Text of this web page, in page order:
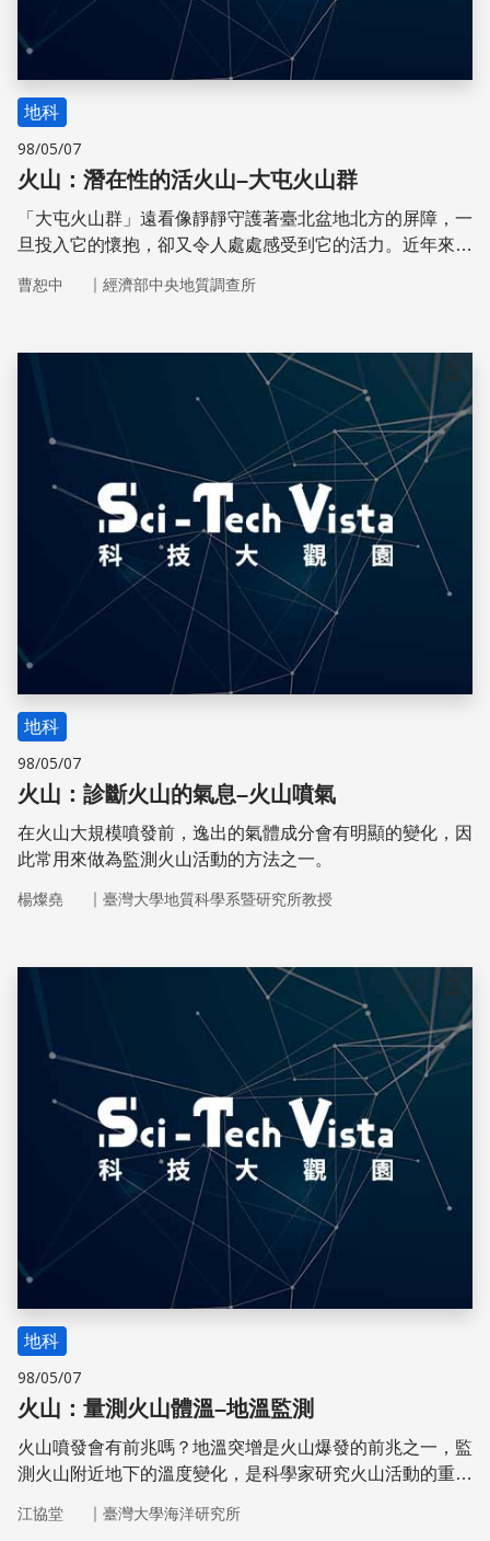
地科
98/05/07
火山：潛在性的活火山–大屯火山群
「大屯火山群」遠看像靜靜守護著臺北盆地北方的屏障，一
旦投入它的懷抱，卻又令人處處感受到它的活力。近年來研
曹恕中 ｜ 經濟部中央地質調查所
儲存
地科
98/05/07
火山：診斷火山的氣息–火山噴氣
在火山大規模噴發前，逸出的氣體成分會有明顯的變化，因
此常用來做為監測火山活動的方法之一。
楊燦堯 ｜ 臺灣大學地質科學系暨研究所教授
儲存
地科
98/05/07
火山：量測火山體溫–地溫監測
火山噴發會有前兆嗎？地溫突增是火山爆發的前兆之一，監
測火山附近地下的溫度變化，是科學家研究火山活動的重要
江協堂 ｜ 臺灣大學海洋研究所